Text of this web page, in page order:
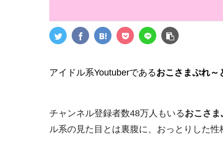
アイドル系Youtuberであるおこさまぷれ～
チャンネル登録者数48万人もいるおこさ
ル系の見た目とは裏腹に、おっとりした